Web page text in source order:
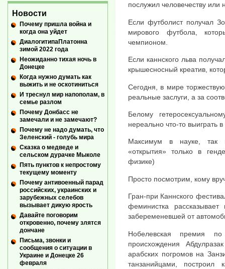
послужил человечеству
Если футболист получал
мирового футбола,
чемпионом.
Если каннского льва
крышесносный креатив,
Сегодня, в мире
реальные заслуги, а за
Белому
нереально что-то выиграть в
Максимум в науке, так
«открытия» только в
физике)
Просто посмотрим, кому
Гран-при Каннского
феминистка рассказывает
забеременевшей от
Нобелевская премия
происхождения
арабских погромов на
танзанийцами, построил
Новости
Почему пришла война и
когда она уйдет
ДиалогитипаПлатонна
зимой 2022 года
Неожиданно тихая ночь в
Донецке
Когда нужно думать как
выжить и не оскотиниться
И треснул мир напополам, в
семье разлом
Почему Донбасс не
замечали и не замечают?
Почему не надо думать, что
Зеленский - голубь мира
Сказка о медведе и
сельском дурачке Мыколе
Пять пунктов к непростому
текущему моменту
Почему антивоенный парад
российских, украинских и
зарубежных селебов
вызывает дикую ярость
Давайте поговорим
откровенно, почему злятся
дончане
Письма, звонки и
сообщения о ситуации в
Украине и Донецке 26
февраля